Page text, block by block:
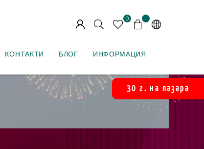
30 г. на пазара
0
КОНТАКТИ БЛОГ ИНФОРМАЦИЯ